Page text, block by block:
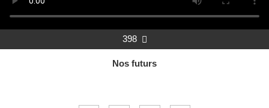
398 
Nos futurs